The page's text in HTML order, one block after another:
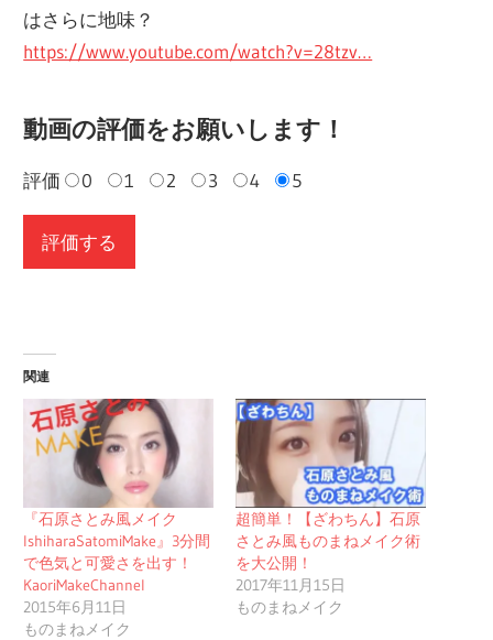
はさらに地味？
https://www.youtube.com/watch?v=28tzv…
動画の評価をお願いします！
評価 0 1 2 3 4 5
関連
『石原さとみ風メイク
IshiharaSatomiMake』3分間
で色気と可愛さを出す！
KaoriMakeChannel
2015年6月11日
ものまねメイク
超簡単！【ざわちん】石原
さとみ風ものまねメイク術
を大公開！
2017年11月15日
ものまねメイク